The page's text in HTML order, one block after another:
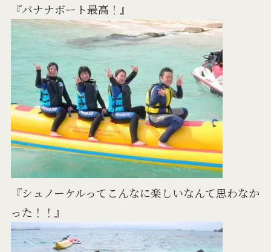
『バナナボート最高！』
『シュノーケルってこんなに楽しいなんて思わなか
った！！』